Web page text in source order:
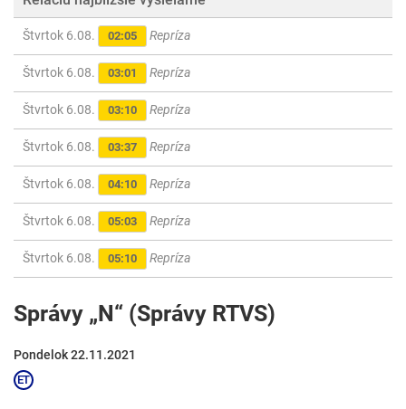
Štvrtok 6.08. 02:05 Repríza
Štvrtok 6.08. 03:01 Repríza
Štvrtok 6.08. 03:10 Repríza
Štvrtok 6.08. 03:37 Repríza
Štvrtok 6.08. 04:10 Repríza
Štvrtok 6.08. 05:03 Repríza
Štvrtok 6.08. 05:10 Repríza
Správy „N“ (Správy RTVS)
Pondelok 22.11.2021